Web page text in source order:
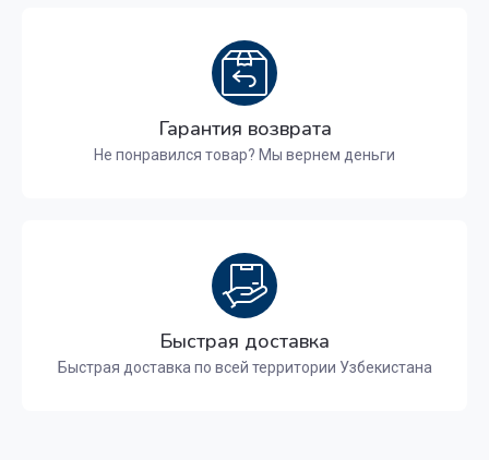
Гарантия возврата
Не понравился товар? Мы вернем деньги
Быстрая доставка
Быстрая доставка по всей территории Узбекистана